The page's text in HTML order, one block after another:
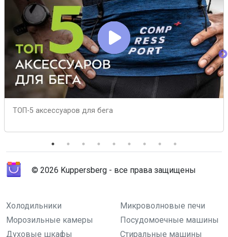
ТОП-5 аксессуаров для бега
© 2026 Kuppersberg - все права защищены
Холодильники
Микроволновые печи
Морозильные камеры
Посудомоечные машины
Духовые шкафы
Стиральные машины